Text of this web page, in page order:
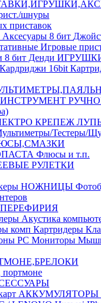
шнуры
приставок
Аксесуары 8 бит
Игровые
8 бит Денди
Кардриджи 16bit
ИНСТРУМЕНТ
КРЕПЕЖ
Тестеры/
Флюсы и т.п.
РУЛЕТКИ
НОЖНИЦЫ
Акустика
комп Картридеры
PC Мониторы Мышь